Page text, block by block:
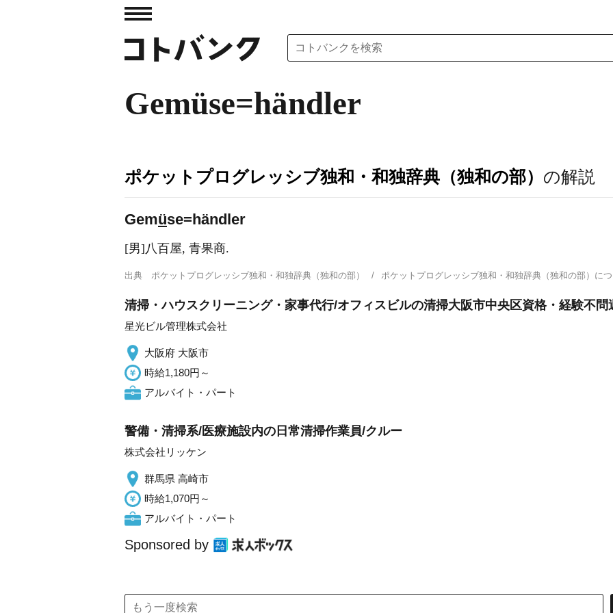
Gemüse=händler
ポケットプログレッシブ独和・和独辞典（独和の部） の解説
Gemüse=händler
[男]八百屋, 青果商.
出典 ポケットプログレッシブ独和・和独辞典（独和の部） ポケットプログレッシブ独和・和独辞典（独和の部）
清掃・ハウスクリーニング・家事代行/オフィスビルの清掃大阪市中央区資格・経験不問
星光ビル管理株式会社
大阪府 大阪市
時給1,180円～
アルバイト・パート
警備・清掃系/医療施設内の日常清掃作業員/クルー
株式会社リッケン
群馬県 高崎市
時給1,070円～
アルバイト・パート
Sponsored by